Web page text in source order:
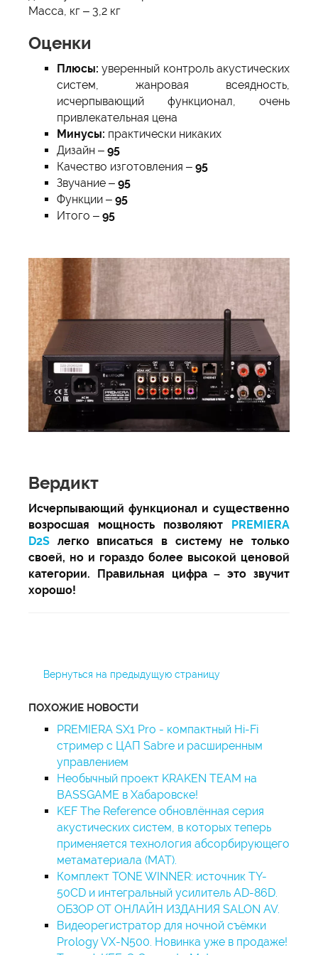
Масса, кг – 3,2 кг
Оценки
Плюсы: уверенный контроль акустических
систем, жанровая всеядность,
исчерпывающий функционал, очень
привлекательная цена
Минусы: практически никаких
Дизайн – 95
Качество изготовления – 95
Звучание – 95
Функции – 95
Итого – 95
Вердикт
Исчерпывающий функционал и существенно
возросшая мощность позволяют PREMIERA
D2S легко вписаться в систему не только
своей, но и гораздо более высокой ценовой
категории. Правильная цифра – это звучит
хорошо!
Вернуться на предыдущую страницу
ПОХОЖИЕ НОВОСТИ
PREMIERA SX1 Pro - компактный Hi-Fi
стример с ЦАП Sabre и расширенным
управлением
Необычный проект KRAKEN TEAM на
BASSGAME в Хабаровске!
KEF The Reference обновлённая серия
акустических систем, в которых теперь
применяется технология абсорбирующего
метаматериала (MAT).
Комплект TONE WINNER: источник TY-
50CD и интегральный усилитель AD-86D.
ОБЗОР ОТ ОНЛАЙН ИЗДАНИЯ SALON AV.
Видеорегистратор для ночной съёмки
Prology VX-N500. Новинка уже в продаже!